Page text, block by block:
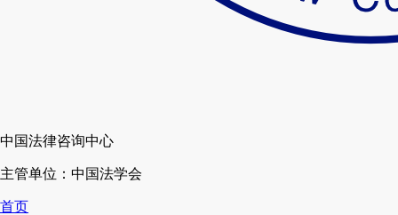
中国法律咨询中心
主管单位：中国法学会
首页